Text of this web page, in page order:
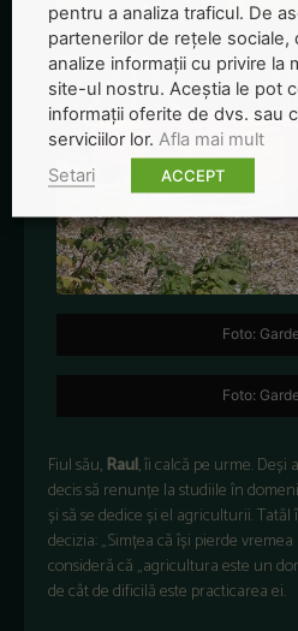
Foto:
Foto:
Fiul său, Raul, îi calcă pe urme. Deși
decis să renunțe la studiile în
și să se dedice și el agriculturii.
decizia: „Simțea că își pierde
consideră că „agricultura este un
de cât de dificilă este practicarea ei.
pentru a analiza traficul. De
partenerilor de rețele sociale,
analize informații cu privire la
site-ul nostru. Aceștia le pot
informații oferite de dvs. sau
serviciilor lor. Afla mai mult
Setari
ACCEPT